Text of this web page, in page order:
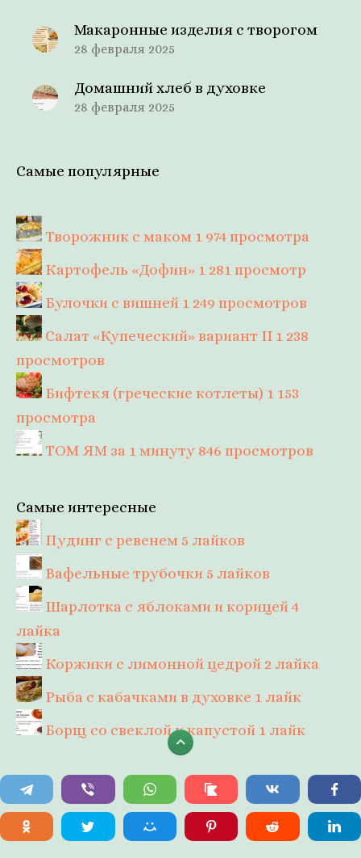
Макаронные изделия с творогом
28 февраля 2025
Домашний хлеб в духовке
28 февраля 2025
Самые популярные
Творожник с маком 1 974 просмотра
Картофель «Дофин» 1 281 просмотр
Булочки с вишней 1 249 просмотров
Салат «Купеческий» вариант II 1 238
просмотров
Бифтекя (греческие котлеты) 1 153
просмотра
ТОМ ЯМ за 1 минуту 846 просмотров
Самые интересные
Пудинг с ревенем 5 лайков
Вафельные трубочки 5 лайков
Шарлотка с яблоками и корицей4
лайка
Коржики с лимонной цедрой 2 лайка
Рыба с кабачками в духовке 1 лайк
Борщ со свеклой и капустой 1 лайк